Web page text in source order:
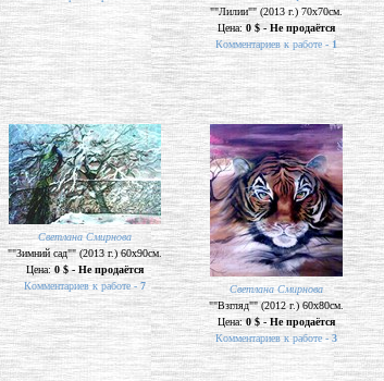
""Лилии"" (2013 г.) 70х70см.
Цена:0 $ - Не продаётся
Комментариев к работе - 1
Светлана Смирнова
""Зимний сад"" (2013 г.) 60х90см.
Цена:0 $ - Не продаётся
Комментариев к работе - 7
Светлана Смирнова
""Взгляд"" (2012 г.) 60х80см.
Цена:0 $ - Не продаётся
Комментариев к работе -3